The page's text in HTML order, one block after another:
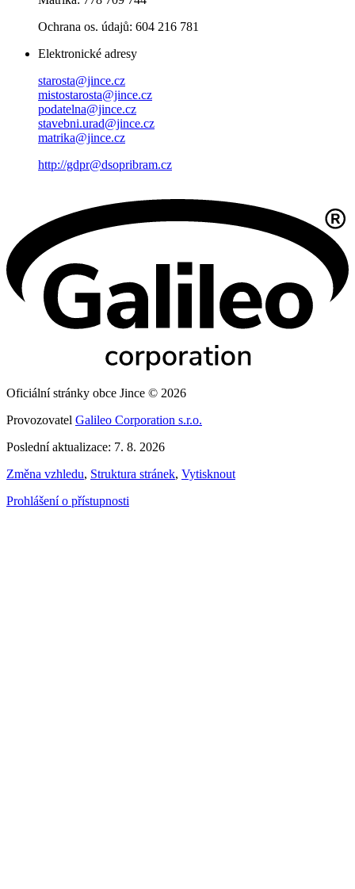
Ochrana os. údajů: 604 216 781
Elektronické adresy
starosta@jince.cz
mistostarosta@jince.cz
podatelna@jince.cz
stavebni.urad@jince.cz
matrika@jince.cz
http://gdpr@dsopribram.cz
Oficiální stránky obce Jince © 2026
Provozovatel Galileo Corporation s.r.o.
Poslední aktualizace: 7. 8. 2026
Změna vzhledu, Struktura stránek, Vytisknout
Prohlášení o přístupnosti